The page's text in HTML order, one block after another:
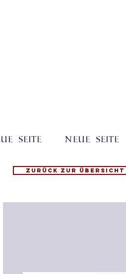
Seite Neue Seite
Zurück zur Übersicht